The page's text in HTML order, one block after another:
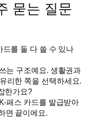
묻는 질문
를 둘 다 쓸 수 있나
는 구조예요. 생활권과
리한 쪽을 선택하세요.
한가요?
패스 카드를 발급받아
면 끝이에요.